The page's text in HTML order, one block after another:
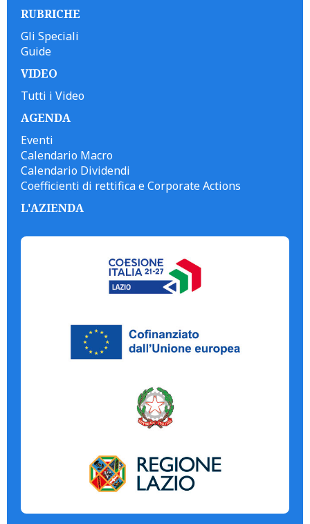
RUBRICHE
Gli Speciali
Guide
VIDEO
Tutti i Video
AGENDA
Eventi
Calendario Macro
Calendario Dividendi
Coefficienti di rettifica e Corporate Actions
L'AZIENDA